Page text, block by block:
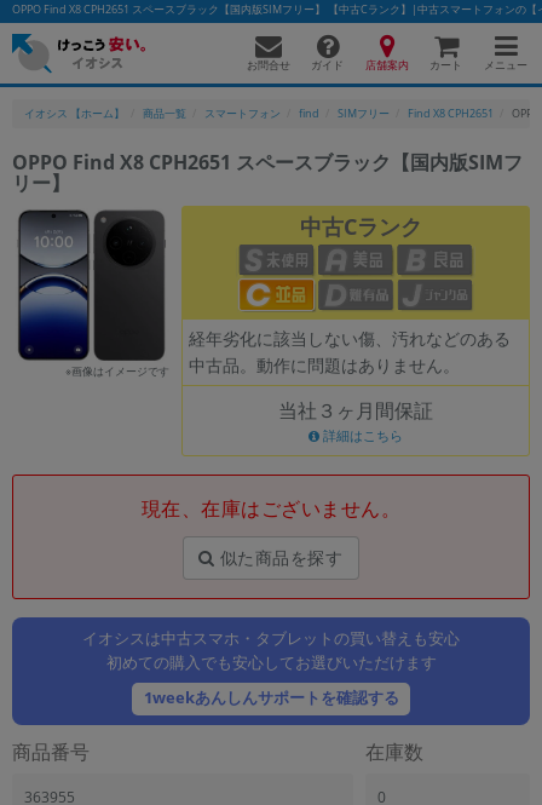
OPPO Find X8 CPH2651 スペースブラック【国内版SIMフリー】 【中古Cランク】|中古スマートフォンの【
お問合せ ガイド 店舗案内 カート メニュー
イオシス 【ホーム】 商品一覧 スマートフォン find SIMフリー Find X8 CPH2651
OPPO Find X8 CPH2651 スペースブラック【国内版SIMフ
リー】
※画像はイメージです
中古Cランク
経年劣化に該当しない傷、汚れなどのある
中古品。動作に問題はありません。
当社３ヶ月間保証
詳細はこちら
現在、在庫はございません。
似た商品を探す
イオシスは中古スマホ・タブレットの買い替えも安心
初めての購入でも安心してお選びいただけます
1weekあんしんサポートを確認する
商品番号
363955
在庫数
0
フリーワード
除外ワード
人気の検索ワード： Let's note EliteBookMacBook
「スマートフォン」「タブレット」など
製造、販売メーカーの絞り込み
「Apple」「SONY」「SHARP」など
商品の搭載機能による絞り込み
ドライブ
ドライブの絞り込み